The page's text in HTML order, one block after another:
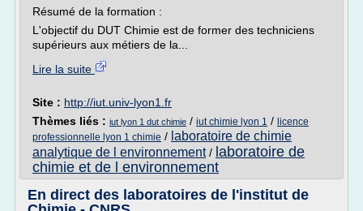
Résumé de la formation :
L'objectif du DUT Chimie est de former des techniciens
supérieurs aux métiers de la...
Lire la suite
Site : http://iut.univ-lyon1.fr
Thèmes liés : iut lyon 1 dut chimie / iut chimie lyon 1 / licence
professionnelle lyon 1 chimie / laboratoire de chimie
analytique de l environnement/ laboratoire de
chimie et de l environnement
En direct des laboratoires de l'institut de